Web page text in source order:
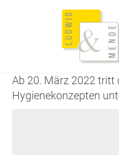
Ab 20. März 2022 tritt
Hygienekonzepten